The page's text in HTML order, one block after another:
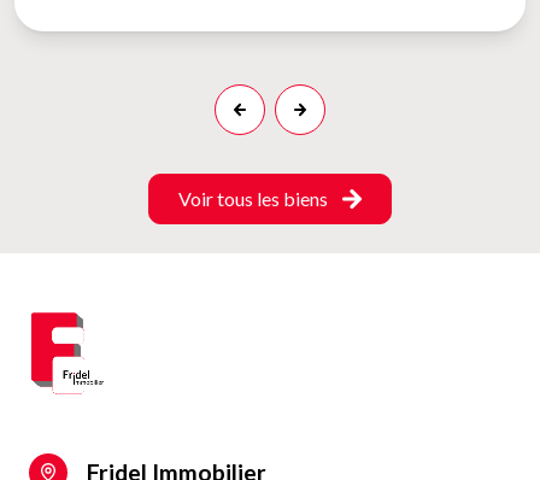
Voir tous les biens
Fridel Immobilier